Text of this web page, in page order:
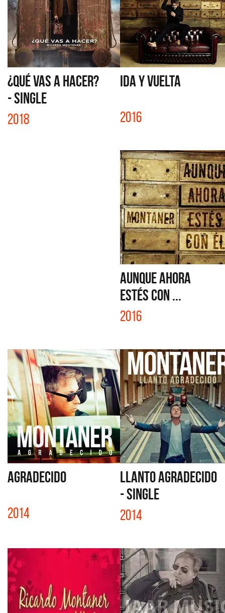
¿QUÉ VAS A HACER?
- SINGLE
2018
IDA Y VUELTA
2016
AUNQUE AHORA
ESTÉS CON ...
2016
AGRADECIDO
2014
LLANTO AGRADECIDO
- SINGLE
2014